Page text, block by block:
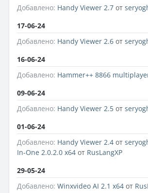
Добавлено: Handy Viewer 2.7 от
17-06-24
Добавлено: Handy Viewer 2.6 от
16-06-24
Добавлено: Hammer++ 8866
09-06-24
Добавлено: Handy Viewer 2.5 от
01-06-24
Добавлено: Handy Viewer 2.4 от
In-One 2.0.2.0 x64 от RusLangXP
29-05-24
Добавлено: Winxvideo AI 2.1 x64 от